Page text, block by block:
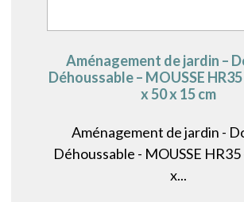
Aménagement de jardin –
Déhoussable – MOUSSE HR35
x 50 x 15 cm
Aménagement de jardin -
Déhoussable - MOUSSE HR35
x...